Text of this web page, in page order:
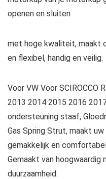
openen en sluiten
met hoge kwaliteit, maakt
en flexibel, handig en veilig.
Voor VW Voor SCIROCCO
2013 2014 2015 2016
ondersteuning staaf,
Gas Spring Strut, maakt
gemakkelijk en
Gemaakt van
duurzaamheid.